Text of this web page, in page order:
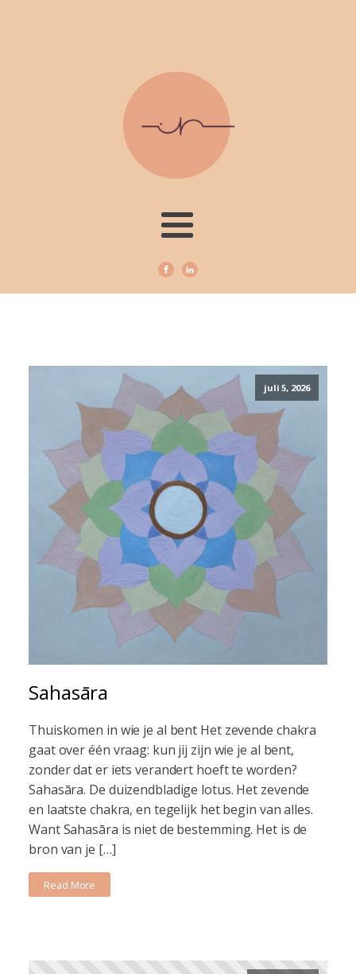
juli 5, 2026
Sahasāra
Thuiskomen in wie je al bent Het zevende chakra
gaat over één vraag: kun jij zijn wie je al bent,
zonder dat er iets verandert hoeft te worden?
Sahasāra. De duizendbladige lotus. Het zevende
en laatste chakra, en tegelijk het begin van alles.
Want Sahasāra is niet de bestemming. Het is de
bron van je […]
Read More